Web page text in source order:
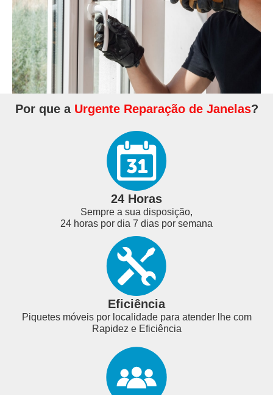
Por que a Urgente Reparação de Janelas?
24 Horas
Sempre a sua disposição,
24 horas por dia 7 dias por semana
Eficiência
Piquetes móveis por localidade para atender lhe com
Rapidez e Eficiência